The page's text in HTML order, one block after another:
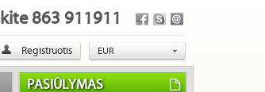
863 911911
Registruotis
EUR
USD
GBP
PASIŪLYMAS